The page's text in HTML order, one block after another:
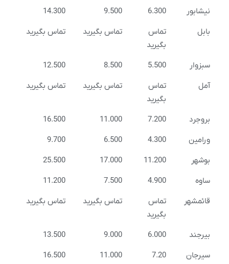
نیشابور 6.300
9.500
14.300
بابل
تماس
بگیرید
تماس بگیرید تماس بگیرید
سبزوار 5.500
8.500
12.500
آمل
تماس
بگیرید
تماس بگیرید تماس بگیرید
بروجرد 7.200
11.000
16.500
ورامین
4.300
6.500
9.700
بوشهر
11.200
17.000
25.500
ساوه
4.900
7.500
11.200
قائمشهر
تماس
بگیرید
تماس بگیرید تماس بگیرید
بیرجند 6.000
9.000
13.500
سیرجان
7.20
11.000
16.500